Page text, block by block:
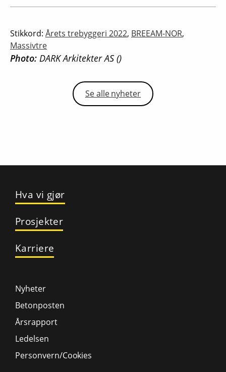
Stikkord: Årets trebyggeri 2022, BREEAM-NOR,
Massivtre
Photo: DARK Arkitekter AS ()
Se alle nyheter
Hva vi gjør
Prosjekter
Karriere
Nyheter
Betonposten
Årsrapport
Ledelsen
Personvern/Cookies